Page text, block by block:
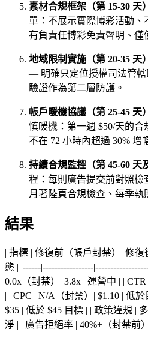
素材合規框架（第 15-30 天
單：不展示實際博彩活動
有負責任博彩免責聲明、僅
地域限制實施（第 20-35 天
— 明確只定位授權司法管轄
驗證作為第二層防護。
帳戶暖機協議（第 25-45 天
慎暖機：第一週 $50/天的
不在 72 小時內超過 30% 增
持續合規監控（第 45-60 天
程：每則廣告提交前對照
月著陸頁合規檢查、每季執
結果
| 指標 | 修復前（帳戶封禁）| 修
態 | |------|-----------------
0.0x（封禁）| 3.8x | 運營中 | |
| | CPC | N/A（封禁）| $1.10 | 低
$35 | 低於 $45 目標 | | 政策違規 |
淨 | | 廣告拒絕率 | 40%+（封禁前